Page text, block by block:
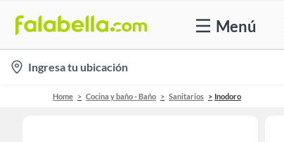
Menú
location-
icon
Ingresa tu ubicación
Home Cocina y baño - Baño Sanitarios Inodoro